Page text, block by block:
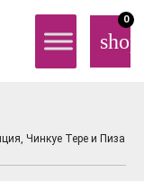
0
Чинкуе Тере и Пиза